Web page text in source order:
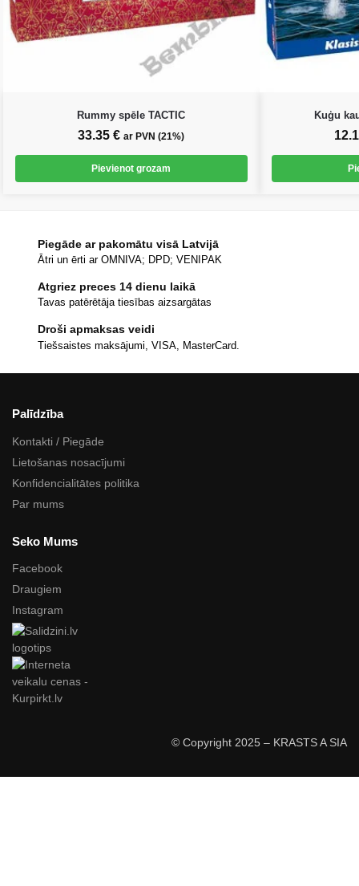
Rummy spēle TACTIC
33.35€ ar PVN (21%)
Pievienot grozam
Kuģu
Piegāde ar pakomātu visā Latvijā
Ātri un ērti ar OMNIVA; DPD; VENIPAK
Atgriez preces 14 dienu laikā
Tavas patērētāja tiesības aizsargātas
Droši apmaksas veidi
Tiešsaistes maksājumi, VISA, MasterCard.
Palīdzība
Kontakti / Piegāde
Lietošanas nosacījumi
Konfidencialitātes politika
Par mums
Seko Mums
Facebook
Draugiem
Instagram
© Copyright 2025 – KRASTS A SIA